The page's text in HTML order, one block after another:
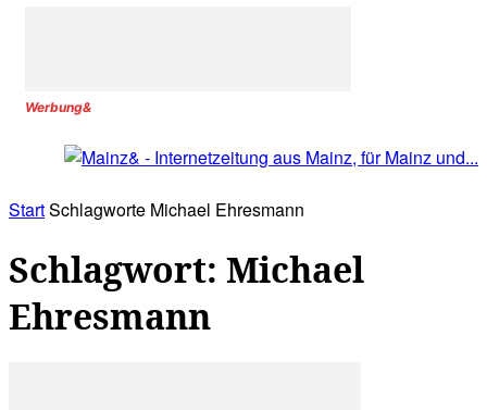
Werbung&
StartSchlagworte Michael Ehresmann
Schlagwort: Michael
Ehresmann